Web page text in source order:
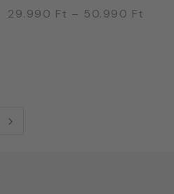
29.990 Ft – 50.990 Ft